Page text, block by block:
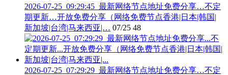
2026-07-25_09:29:45_最新网络节点地址免费分享…不定
期更新…开放免费分享（网络免费节点香港|日本|韩国|
新加坡|台湾|马来西亚|… 07/25 48
2026-07-25_07:29:29_最新网络节点地址免费分享…不定